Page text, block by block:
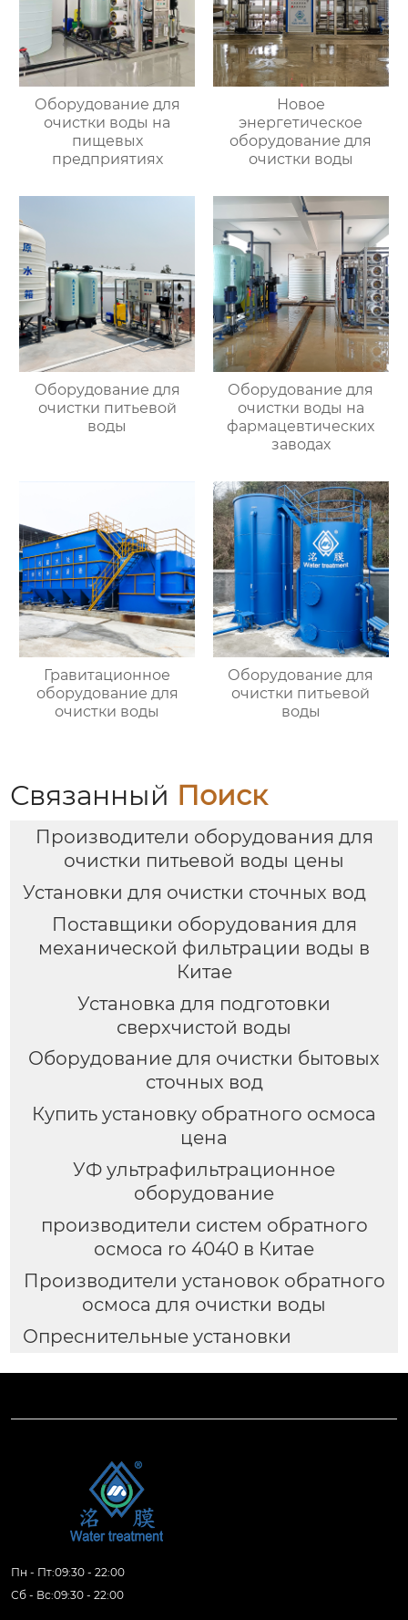
Оборудование для
очистки воды на
пищевых
предприятиях
Новое
энергетическое
оборудование для
очистки воды
Оборудование для
очистки питьевой
воды
Оборудование для
очистки воды на
фармацевтических
заводах
Гравитационное
оборудование для
очистки воды
Оборудование для
очистки питьевой
воды
Связанный Поиск
Производители оборудования для
очистки питьевой воды цены
Установки для очистки сточных вод
Поставщики оборудования для
механической фильтрации воды в
Китае
Установка для подготовки
сверхчистой воды
Оборудование для очистки бытовых
сточных вод
Купить установку обратного осмоса
цена
УФ ультрафильтрационное
оборудование
производители систем обратного
осмоса ro 4040 в Китае
Производители установок обратного
осмоса для очистки воды
Опреснительные установки
Пн - Пт:09:30 - 22:00
Сб - Вс:09:30 - 22:00